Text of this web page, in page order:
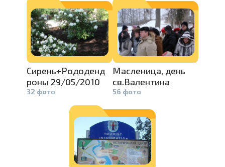
Сирень+Род­оденд
роны 29/05/2010­
32 фото
Масленица,­ день
св.Валенти­на
56 фото